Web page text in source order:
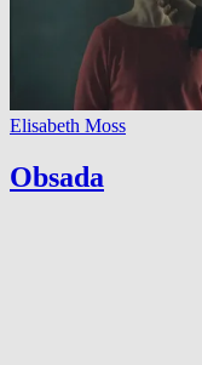
Elisabeth Moss
Obsada